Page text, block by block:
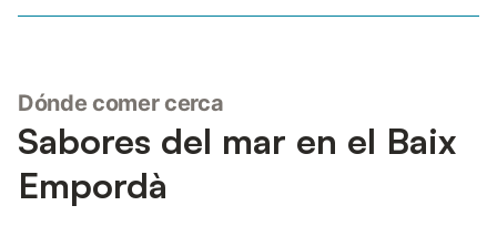
Dónde comer cerca
Sabores del mar en el Baix
Empordà